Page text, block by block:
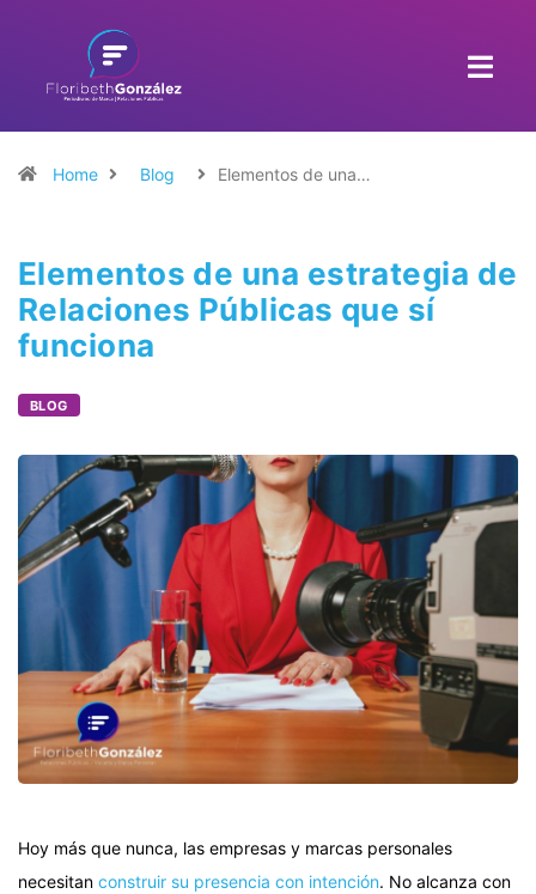
Home Blog Elementos de una…
Elementos de una estrategia de
Relaciones Públicas que sí
funciona
BLOG
Hoy más que nunca, las empresas y marcas personales
necesitan construir su presencia con intención. No alcanza con